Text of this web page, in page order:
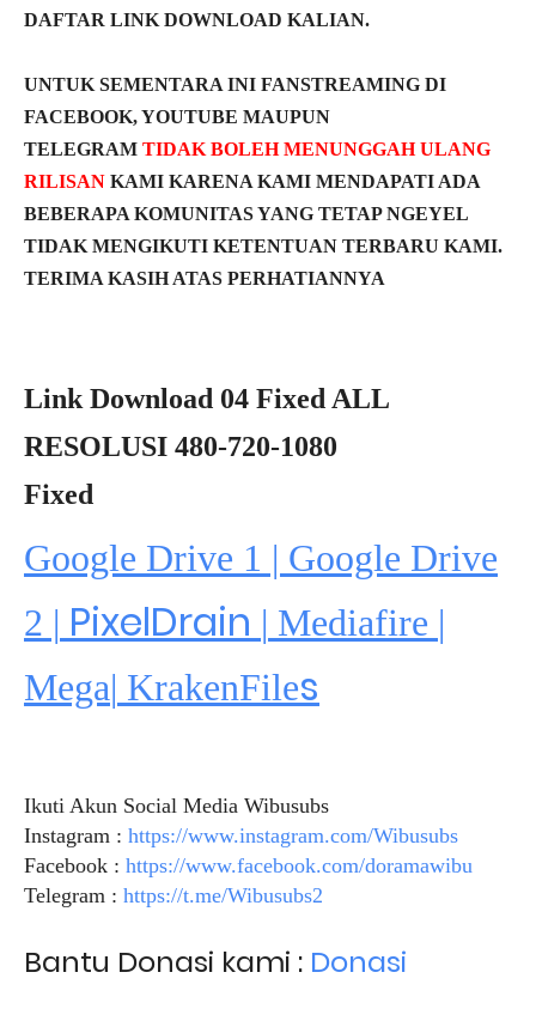
DAFTAR LINK DOWNLOAD KALIAN.
UNTUK SEMENTARA INI FANSTREAMING DI
FACEBOOK, YOUTUBE MAUPUN
TELEGRAM TIDAK BOLEH MENUNGGAH ULANG
RILISAN KAMI KARENA KAMI MENDAPATI ADA
BEBERAPA KOMUNITAS YANG TETAP NGEYEL
TIDAK MENGIKUTI KETENTUAN TERBARU KAMI.
TERIMA KASIH ATAS PERHATIANNYA
Link Download 04 Fixed ALL
RESOLUSI 480-720-1080
Fixed
Google Drive 1 | Google Drive
2 | PixelDrain | Mediafire |
Mega| KrakenFiles
Ikuti Akun Social Media Wibusubs
Instagram : https://www.instagram.com/Wibusubs
Facebook : https://www.facebook.com/doramawibu
Telegram : https://t.me/Wibusubs2
Bantu Donasi kami : Donasi